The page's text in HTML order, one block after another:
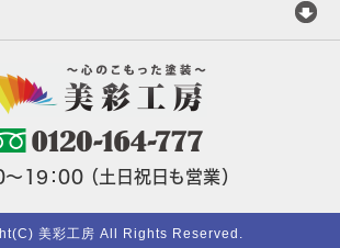
19：00 （土日祝日も営業）
美彩工房 All Rights Reserved.